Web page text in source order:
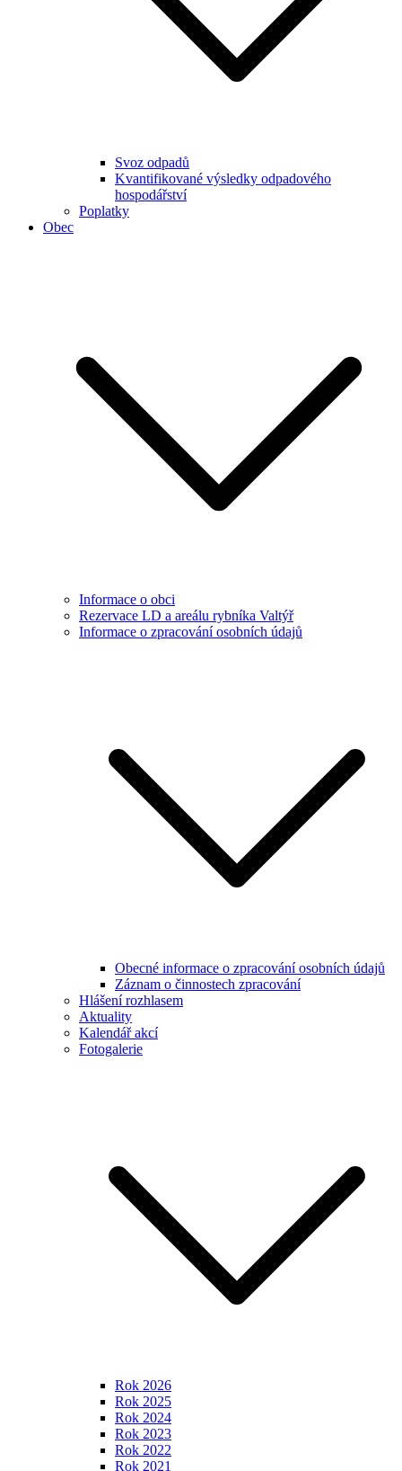
Svoz odpadů
Kvantifikované výsledky odpadového
hospodářství
Poplatky
Obec
Informace o obci
Rezervace LD a areálu rybníka Valtýř
Informace o zpracování osobních údajů
Obecné informace o zpracování osobních údajů
Záznam o činnostech zpracování
Hlášení rozhlasem
Aktuality
Kalendář akcí
Fotogalerie
Rok 2026
Rok 2025
Rok 2024
Rok 2023
Rok 2022
Rok 2021